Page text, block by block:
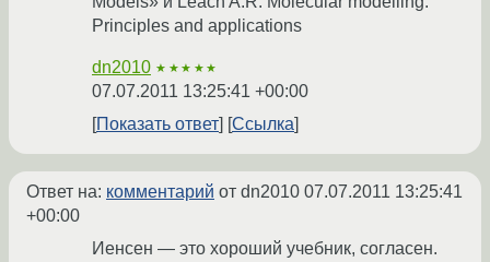
Principles and applications
dn2010 ★★★★★
07.07.2011 13:25:41 +00:00
Показать ответ
Ссылка
Ответ на: комментарий от dn2010 07.07.2011 13:25:41
+00:00
Иенсен — это хороший учебник, согласен.